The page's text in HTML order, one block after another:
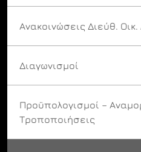
Ανακοινώσεις Διεύθ. Οικ.
Διαγωνισμοί
Προϋπολογισμοί –
Τροποποιήσεις